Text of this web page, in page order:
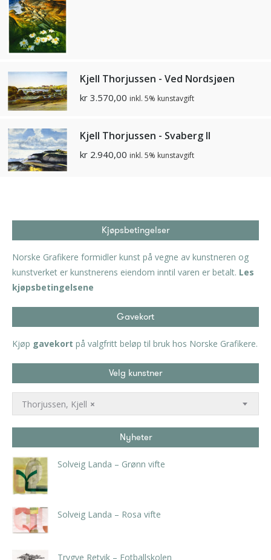
Kjell Thorjussen - Ved Nordsjøen
kr 3.570,00 inkl. 5% kunstavgift
Kjell Thorjussen - Svaberg II
kr 2.940,00 inkl. 5% kunstavgift
Kjøpsbetingelser
Norske Grafikere formidler kunst på vegne av kunstneren og
kunstverket er kunstnerens eiendom inntil varen er betalt. Les
kjøpsbetingelsene
Gavekort
Kjøp gavekort på valgfritt beløp til bruk hos Norske Grafikere.
Velg kunstner
×
Thorjussen, Kjell
Nyheter
Solveig Landa – Grønn vifte
Solveig Landa – Rosa vifte
Trygve Retvik – Fotballskolen